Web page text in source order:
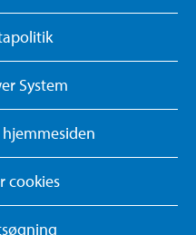
System
cookies